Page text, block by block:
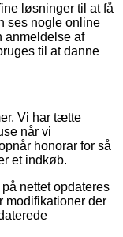
løsninger til at få
ses nogle online
anmeldelse af
til at danne
Vi har tætte
når vi
honorar for så
et indkøb.
nettet opdateres
modifikationer der